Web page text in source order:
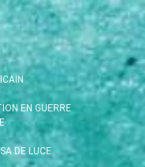
EN GUERRE
DE LUCE